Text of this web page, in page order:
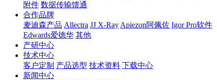
附件 数据传输馈通
合作品牌
麦迪森产品 Allectra JJ X-Ray Apiezon阿佩佐 Igor Pro软件
Edwards爱德华 其他
产研中心
技术中心
客户定制 产品选型 技术资料 下载中心
新闻中心